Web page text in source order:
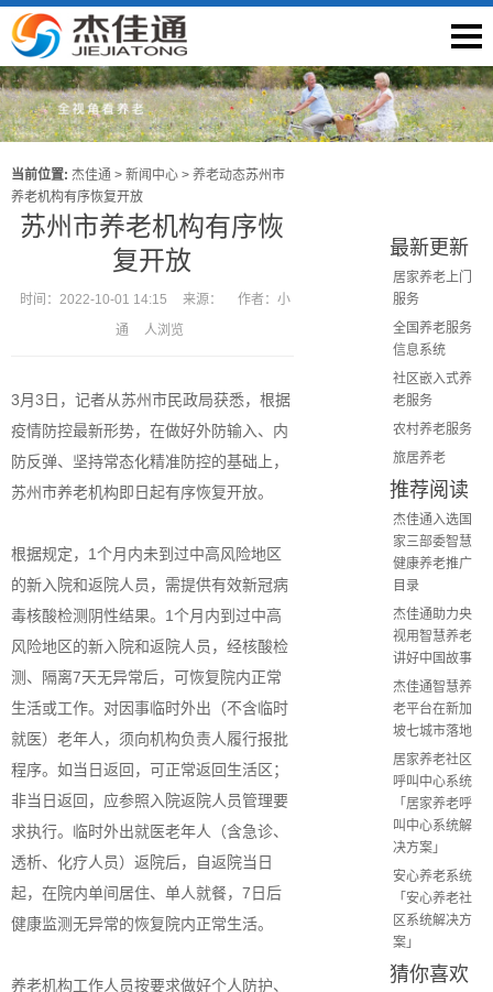
当前位置: 杰佳通 > 新闻中心 > 养老动态苏州市
养老机构有序恢复开放
苏州市养老机构有序恢
复开放
时间： 2022-10-01 14:15 来源： 作者： 小
通
人浏览
3月3日，记者从苏州市民政局获悉，根据
疫情防控最新形势，在做好外防输入、内
防反弹、坚持常态化精准防控的基础上，
苏州市养老机构即日起有序恢复开放。
根据规定，1个月内未到过中高风险地区
的新入院和返院人员，需提供有效新冠病
毒核酸检测阴性结果。1个月内到过中高
风险地区的新入院和返院人员，经核酸检
测、隔离7天无异常后，可恢复院内正常
生活或工作。对因事临时外出（不含临时
就医）老年人，须向机构负责人履行报批
程序。如当日返回，可正常返回生活区；
非当日返回，应参照入院返院人员管理要
求执行。临时外出就医老年人（含急诊、
透析、化疗人员）返院后，自返院当日
起，在院内单间居住、单人就餐，7日后
健康监测无异常的恢复院内正常生活。
养老机构工作人员按要求做好个人防护、
最新更新
居家养老上门
服务
全国养老服务
信息系统
社区嵌入式养
老服务
农村养老服务
旅居养老
推荐阅读
杰佳通入选国
家三部委智慧
健康养老推广
目录
杰佳通助力央
视用智慧养老
讲好中国故事
杰佳通智慧养
老平台在新加
坡七城市落地
居家养老社区
呼叫中心系统
「居家养老呼
叫中心系统解
决方案」
安心养老系统
「安心养老社
区系统解决方
案」
猜你喜欢